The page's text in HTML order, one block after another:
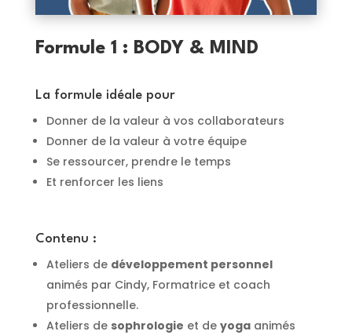
Formule 1 : BODY & MIND
La formule idéale pour
Donner de la valeur à vos collaborateurs
Donner de la valeur à votre équipe
Se ressourcer, prendre le temps
Et renforcer les liens
Contenu :
Ateliers de développement personnel
animés par Cindy, Formatrice et coach
professionnelle.
Ateliers de sophrologie et de yogaanimés